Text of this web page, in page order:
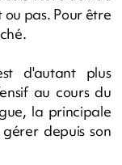
pas. Pour être
d'autant plus
au cours du
la principale
depuis son